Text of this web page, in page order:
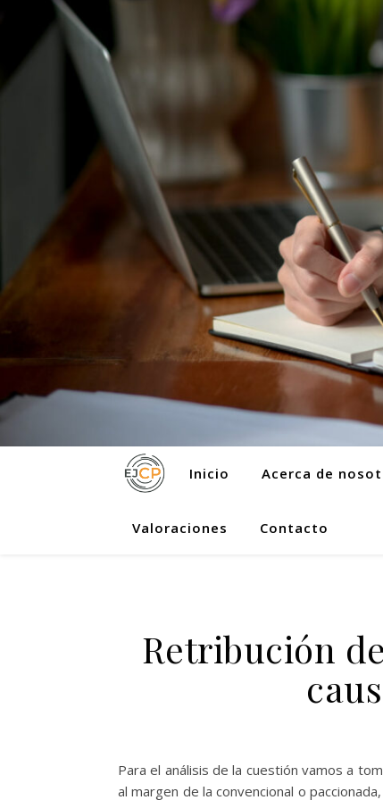
Inicio Acerca de
Valoraciones Contacto
Retribución
Para el análisis de la cuestión vamos a
al margen de la convencional o